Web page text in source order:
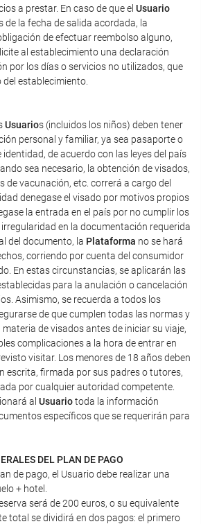
a prestar. En caso de que el Usuario
de la fecha de salida acordada, la
de efectuar reembolso alguno,
al establecimiento una declaración
por los días o servicios no utilizados, que
establecimiento.
Usuarios (incluidos los niños) deben tener
personal y familiar, ya sea pasaporte o
de acuerdo con las leyes del país
sea necesario, la obtención de visados,
de vacunación, etc. correrá a cargo del
denegase el visado por motivos propios
la entrada en el país por no cumplir los
en la documentación requerida
del documento, la Plataforma no se hará
corriendo por cuenta del consumidor
En estas circunstancias, se aplicarán las
para la anulación o cancelación
Asimismo, se recuerda a todos los
de que cumplen todas las normas y
de visados antes de iniciar su viaje,
complicaciones a la hora de entrar en
visitar. Los menores de 18 años deben
escrita, firmada por sus padres o tutores,
por cualquier autoridad competente.
al Usuariotoda la información
específicos que se requerirán para
DEL PLAN DE PAGO
de pago, el Usuario debe realizar una
+ hotel.
será de 200 euros, o su equivalente
total se dividirá en dos pagos: el primero